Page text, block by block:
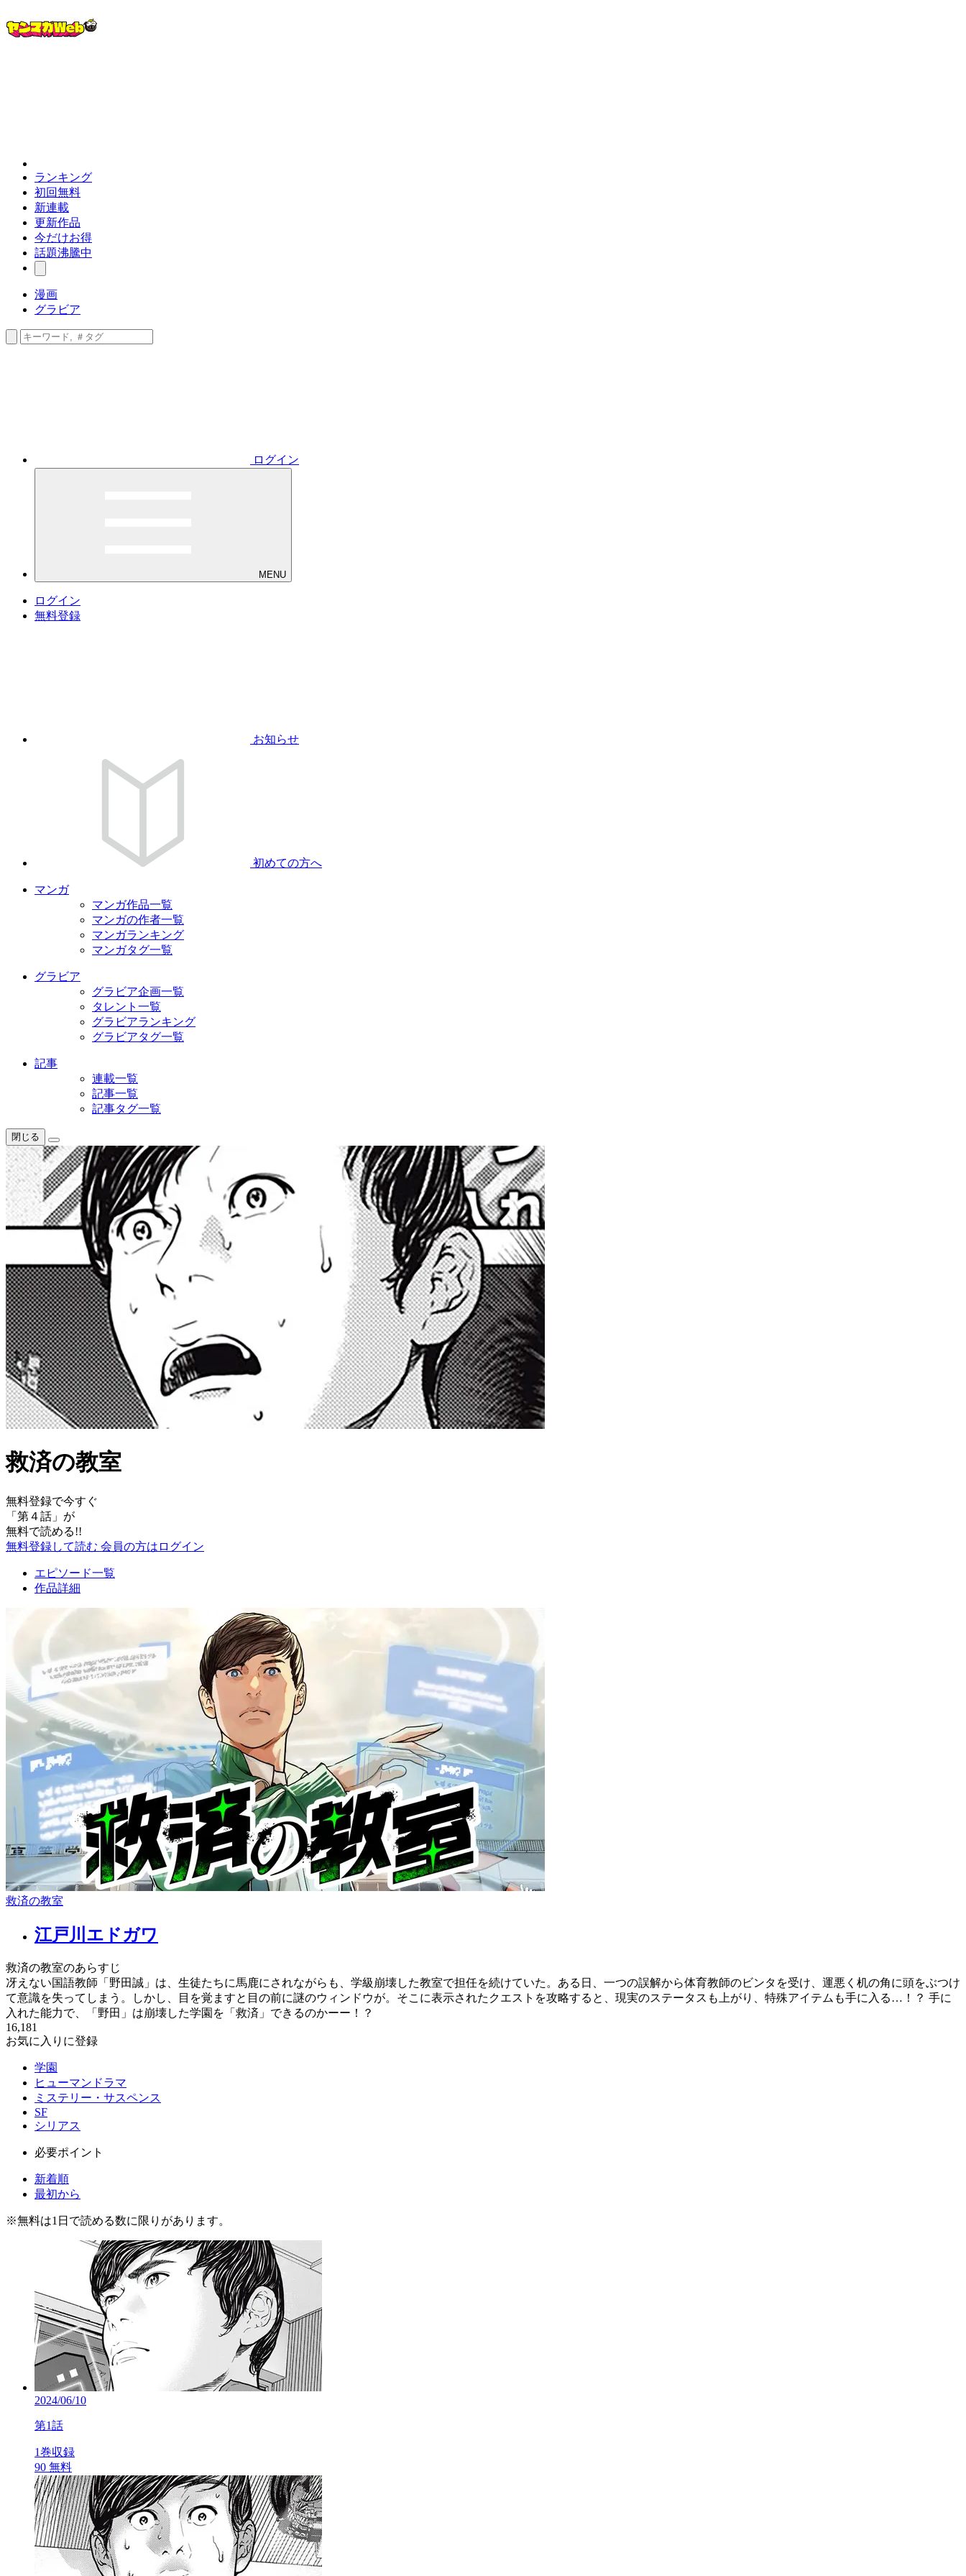
ランキング
初回無料
新連載
更新作品
今だけお得
話題沸騰中
漫画
グラビア
ログイン
MENU
ログイン
無料登録
お知らせ
初めての方へ
マンガ
マンガ作品一覧
マンガの作者一覧
マンガランキング
マンガタグ一覧
グラビア
グラビア企画一覧
タレント一覧
グラビアランキング
グラビアタグ一覧
記事
連載一覧
記事一覧
記事タグ一覧
閉じる
救済の教室
無料登録で今すぐ
「 第４話 」が
無料で読める!!
無料登録して読む 会員の方はログイン
エピソード一覧
作品詳細
救済の教室
江戸川エドガワ
救済の教室のあらすじ
冴えない国語教師「野田誠」は、生徒たちに馬鹿にされながらも、学級崩壊した教室で担任を続けていた。ある日、一つの誤解から体育教師のビンタを受け、運悪く机の角に頭をぶつけ
て意識を失ってしまう。しかし、目を覚ますと目の前に謎のウィンドウが。そこに表示されたクエストを攻略すると、現実のステータスも上がり、特殊アイテムも手に入る…！？ 手に
入れた能力で、「野田」は崩壊した学園を「救済」できるのかーー！？
16,181
お気に入りに登録
学園
ヒューマンドラマ
ミステリー・サスペンス
SF
シリアス
必要ポイント
新着順
最初から
※無料は1日で読める数に限りがあります。
2024/06/10
第1話
1巻収録
90 無料